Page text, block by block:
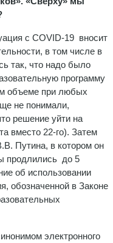
с COVID-19 вносит
в том числе в
так, что надо было
программу
объеме при любых
не понимали,
решение уйти на
вместо 22-го). Затем
Путина, в котором он
продлились до 5
об использовании
обозначенной в Законе
электронного